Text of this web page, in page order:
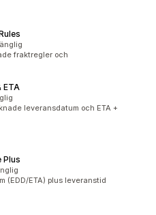
fraktregler och
ETA
leveransdatum och ETA +
Plus
(EDD/ETA) plus leveranstid